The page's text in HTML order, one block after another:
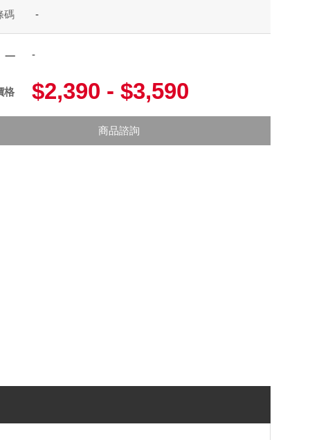
碼
-
-
格 $2,390 - $3,590
商品諮詢